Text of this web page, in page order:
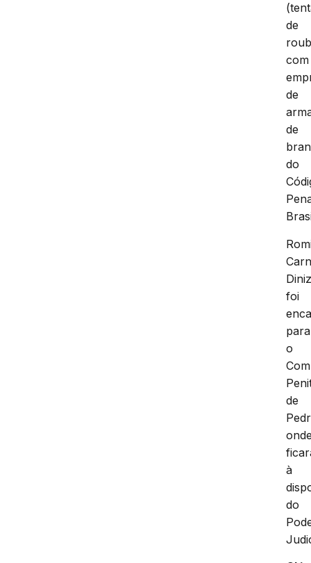
de
com
de
de
do
foi
para
o
de
à
do